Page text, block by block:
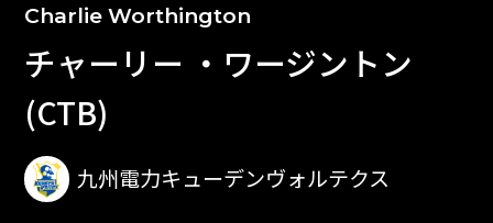
Charlie Worthington
チャーリー ・ワージントン
(CTB)
九州電力キューデンヴォルテクス